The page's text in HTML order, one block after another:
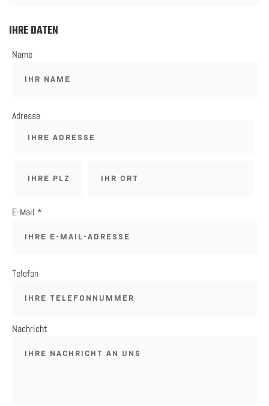
IHRE DATEN
Name
Adresse
E-Mail *
Telefon
Nachricht